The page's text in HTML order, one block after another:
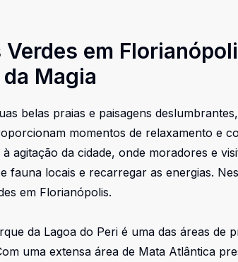
Verdes em
Magia
belas praias e paisagens
momentos de relaxamento e
agitação da cidade, onde moradores e
fauna locais e recarregar as energias.
em Florianópolis.
da Lagoa do Peri é uma das áreas de
uma extensa área de Mata Atlântica